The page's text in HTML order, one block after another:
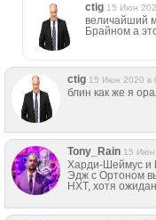
ctig 15 Июн
величайший
Брайном а
ctig 15 Июн 2020 в
блин как же я
Tony_Rain 15 Июн
Харди-Шеймус и
Эдж с Ортоном
НХТ, хотя